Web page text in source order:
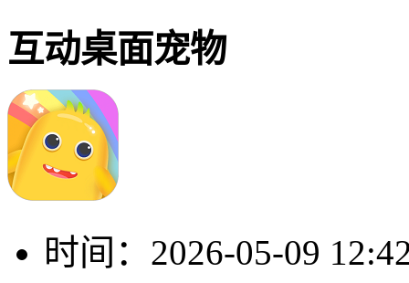
互动桌面宠物
时间： 2026-05-09